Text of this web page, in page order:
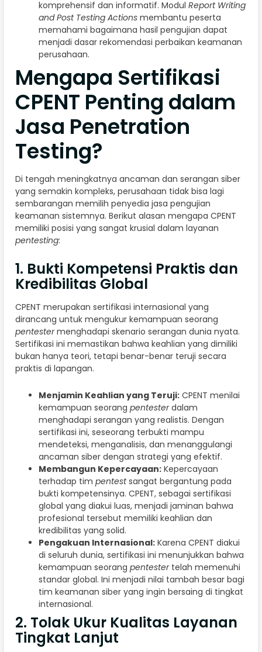
komprehensif dan informatif. Modul Report Writing
and Post Testing Actions membantu peserta
memahami bagaimana hasil pengujian dapat
menjadi dasar rekomendasi perbaikan keamanan
perusahaan.
Mengapa Sertifikasi
CPENT Penting dalam
Jasa Penetration
Testing?
Di tengah meningkatnya ancaman dan serangan siber
yang semakin kompleks, perusahaan tidak bisa lagi
sembarangan memilih penyedia jasa pengujian
keamanan sistemnya. Berikut alasan mengapa CPENT
memiliki posisi yang sangat krusial dalam layanan
pentesting:
1. Bukti Kompetensi Praktis dan
Kredibilitas Global
CPENT merupakan sertifikasi internasional yang
dirancang untuk mengukur kemampuan seorang
pentestermenghadapi skenario serangan dunia nyata.
Sertifikasi ini memastikan bahwa keahlian yang dimiliki
bukan hanya teori, tetapi benar-benar teruji secara
praktis di lapangan.
Menjamin Keahlian yang Teruji: CPENT menilai
kemampuan seorang pentesterdalam
menghadapi serangan yang realistis. Dengan
sertifikasi ini, seseorang terbukti mampu
mendeteksi, menganalisis, dan menanggulangi
ancaman siber dengan strategi yang efektif.
Membangun Kepercayaan: Kepercayaan
terhadap tim pentestsangat bergantung pada
bukti kompetensinya. CPENT, sebagai sertifikasi
global yang diakui luas, menjadi jaminan bahwa
profesional tersebut memiliki keahlian dan
kredibilitas yang solid.
Pengakuan Internasional: Karena CPENT diakui
di seluruh dunia, sertifikasi ini menunjukkan bahwa
kemampuan seorang pentestertelah memenuhi
standar global. Ini menjadi nilai tambah besar bagi
tim keamanan siber yang ingin bersaing di tingkat
internasional.
2. Tolak Ukur Kualitas Layanan
Tingkat Lanjut